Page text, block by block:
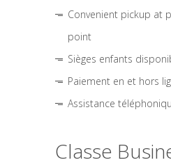
Convenient pickup at
point
Sièges enfants
Paiement en et hors
Assistance
Classe